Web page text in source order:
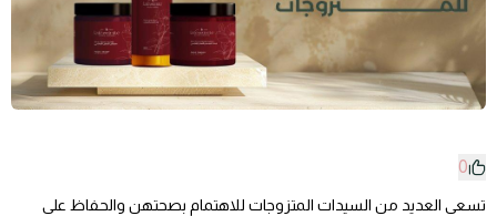
0
تسعى العديد من السيدات المتزوجات للاهتمام بصحتهن والحفاظ على